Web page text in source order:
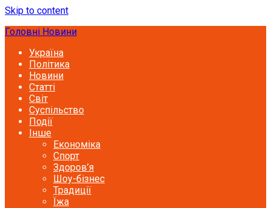
Skip to content
Головні Новини
Україна
Політика
Новини
Статті
Світ
Суспільство
Події
Інше
Економіка
Спорт
Здоров’я
Шоу-бізнес
Традиції
Їжа